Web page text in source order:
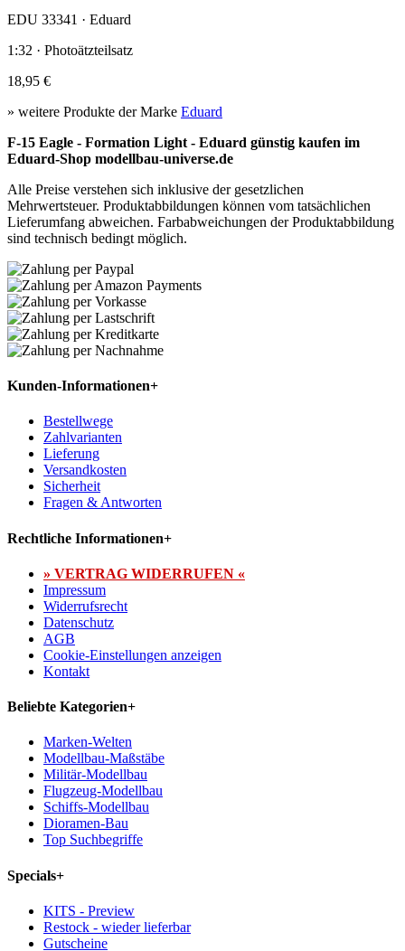
EDU 33341 · Eduard
1:32 · Photoätzteilsatz
18,95 €
» weitere Produkte der Marke Eduard
F-15 Eagle - Formation Light - Eduard günstig kaufen im
Eduard-Shop modellbau-universe.de
Alle Preise verstehen sich inklusive der gesetzlichen
Mehrwertsteuer. Produktabbildungen können vom tatsächlichen
Lieferumfang abweichen. Farbabweichungen der Produktabbildung
sind technisch bedingt möglich.
Kunden-Informationen+
Bestellwege
Zahlvarianten
Lieferung
Versandkosten
Sicherheit
Fragen & Antworten
Rechtliche Informationen+
» VERTRAG WIDERRUFEN «
Impressum
Widerrufsrecht
Datenschutz
AGB
Cookie-Einstellungen anzeigen
Kontakt
Beliebte Kategorien+
Marken-Welten
Modellbau-Maßstäbe
Militär-Modellbau
Flugzeug-Modellbau
Schiffs-Modellbau
Dioramen-Bau
Top Suchbegriffe
Specials+
KITS - Preview
Restock - wieder lieferbar
Gutscheine